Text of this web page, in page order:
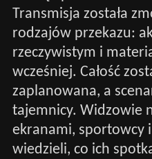
Transmisja została
rodzajów przekazu:
rzeczywistym i
wcześniej. Całość
zaplanowana, a
tajemnicy. Widzowie
ekranami, sportowcy
wiedzieli, co ich